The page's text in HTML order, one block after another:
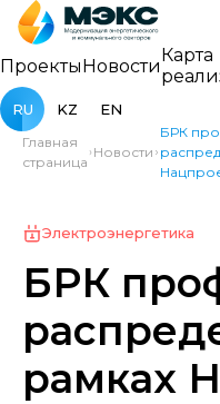
ПроектыНовостиКарта
RU KZ EN
Главная
страница
Новости
БРК
Электроэнергетика
БРК
рамках